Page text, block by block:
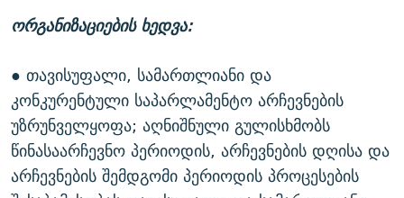
ორგანიზაციების ხედვა:
● თავისუფალი, სამართლიანი და
კონკურენტული საპარლამენტო არჩევნების
უზრუნველყოფა; აღნიშნული გულისხმობს
წინასაარჩევნო პერიოდის, არჩევნების დღისა და
არჩევნების შემდგომი პერიოდის პროცესების